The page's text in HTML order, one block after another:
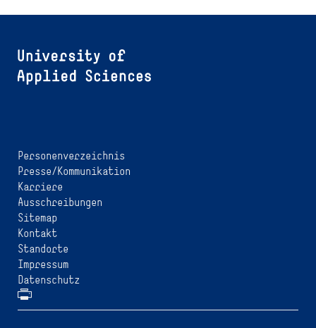
Personenverzeichnis
Presse/Kommunikation
Karriere
Ausschreibungen
Sitemap
Kontakt
Standorte
Impressum
Datenschutz